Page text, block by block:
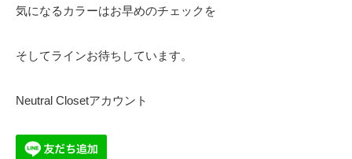
気になるカラーはお早めのチェックを
そしてラインお待ちしています。
Neutral Closetアカウント